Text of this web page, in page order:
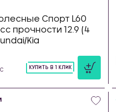
Спорт L60
прочности 12.9 (4
Kia
КУПИТЬ В 1 КЛИК